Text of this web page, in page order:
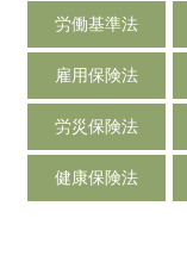
労働基準法
雇用保険法
労災保険法
健康保険法